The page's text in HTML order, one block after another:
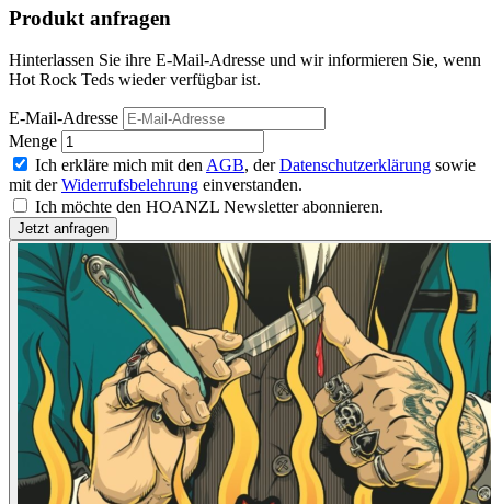
Produkt anfragen
Hinterlassen Sie ihre E-Mail-Adresse und wir informieren Sie, wenn
Hot Rock Teds wieder verfügbar ist.
E-Mail-Adresse
Menge
Ich erkläre mich mit den AGB, derDatenschutzerklärung sowie
mit derWiderrufsbelehrung einverstanden.
Ich möchte den HOANZL Newsletter abonnieren.